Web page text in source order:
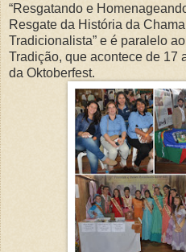
“Resgatando e
Resgate da História da
Tradicionalista” e é paralelo
Tradição, que acontece de 17
da Oktoberfest.